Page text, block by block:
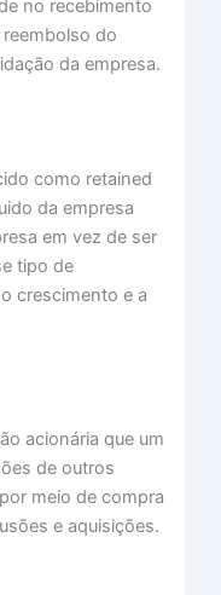
no recebimento
do
da empresa.
como retained
da empresa
em vez de ser
tipo de
crescimento e a
acionária que um
de outros
meio de compra
e aquisições.